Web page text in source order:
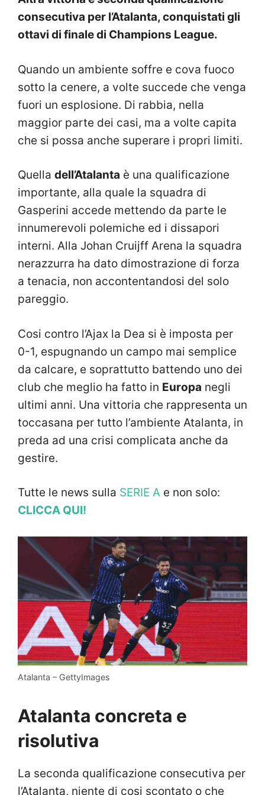
consecutiva per l’Atalanta, conquistati gli
ottavi di finale di Champions League.
Quando un ambiente soffre e cova fuoco
sotto la cenere, a volte succede che venga
fuori un esplosione. Di rabbia, nella
maggior parte dei casi, ma a volte capita
che si possa anche superare i propri limiti.
Quella dell’Atalanta è una qualificazione
importante, alla quale la squadra di
Gasperini accede mettendo da parte le
innumerevoli polemiche ed i dissapori
interni. Alla Johan Cruijff Arena la squadra
nerazzurra ha dato dimostrazione di forza
a tenacia, non accontentandosi del solo
pareggio.
Cosi contro l’Ajax la Dea si è imposta per
0-1, espugnando un campo mai semplice
da calcare, e soprattutto battendo uno dei
club che meglio ha fatto in Europa negli
ultimi anni. Una vittoria che rappresenta un
toccasana per tutto l’ambiente Atalanta, in
preda ad una crisi complicata anche da
gestire.
Tutte le news sulla SERIE A e non solo:
CLICCA QUI!
Atalanta – GettyImages
Atalanta concreta e
risolutiva
La seconda qualificazione consecutiva per
l’Atalanta, niente di cosi scontato o che